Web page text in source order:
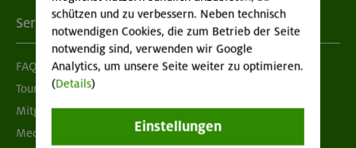
Services
FAQ
Tour der Woche
Mitgliedermagazin alpinwelt
Mediadaten
schützen und zu verbessern. Neben technisch
notwendigen Cookies, die zum Betrieb der Seite
notwendig sind, verwenden wir Google
Analytics, um unsere Seite weiter zu optimieren.
(Details)
Einstellungen